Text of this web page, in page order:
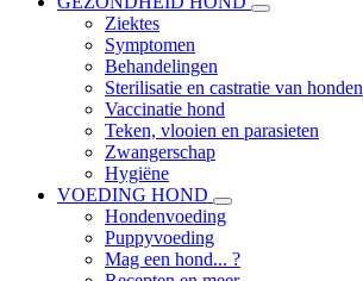
Ziektes
Symptomen
Behandelingen
Sterilisatie en castratie van honden
Vaccinatie hond
Teken, vlooien en parasieten
Zwangerschap
Hygiëne
VOEDING HOND
Hondenvoeding
Puppyvoeding
Mag een hond... ?